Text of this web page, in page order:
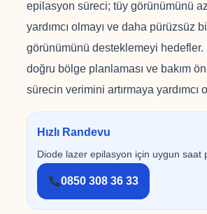
epilasyon süreci; tüy görünümünü
yardımcı olmayı ve daha pürüzsüz
görünümünü desteklemeyi hedefler.
doğru bölge planlaması ve bakım
sürecin verimini artırmaya yardımcı
Hızlı Randevu
Diode lazer epilasyon için uygun saat
0850 308 36 33